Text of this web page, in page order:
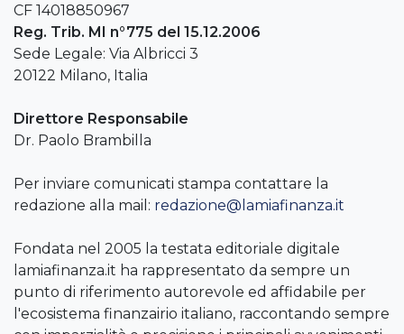
CF 14018850967
Reg. Trib. MI n°775 del 15.12.2006
Sede Legale: Via Albricci 3
20122 Milano, Italia
Direttore Responsabile
Dr. Paolo Brambilla
Per inviare comunicati stampa contattare la
redazione alla mail: redazione@lamiafinanza.it
Fondata nel 2005 la testata editoriale digitale
lamiafinanza.it ha rappresentato da sempre un
punto di riferimento autorevole ed affidabile per
l'ecosistema finanzairio italiano, raccontando sempre